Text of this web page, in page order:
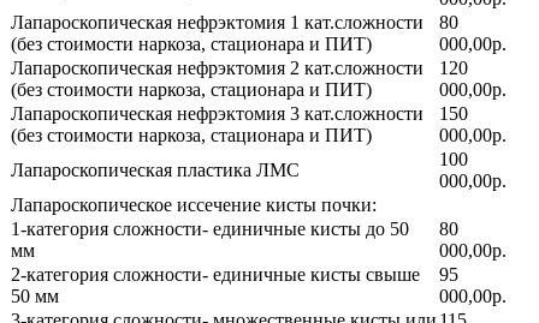
Лапароскопическая нефрэктомия 1 кат.сложности
(без стоимости наркоза, стационара и ПИТ)
80
000,00р.
Лапароскопическая нефрэктомия 2 кат.сложности
(без стоимости наркоза, стационара и ПИТ)
120
000,00р.
Лапароскопическая нефрэктомия 3 кат.сложности
(без стоимости наркоза, стационара и ПИТ)
150
000,00р.
Лапароскопическая пластика ЛМС
100
000,00р.
Лапароскопическое иссечение кисты почки:
1-категория сложности- единичные кисты до 50
мм
80
000,00р.
2-категория сложности- единичные кисты свыше
50 мм
95
000,00р.